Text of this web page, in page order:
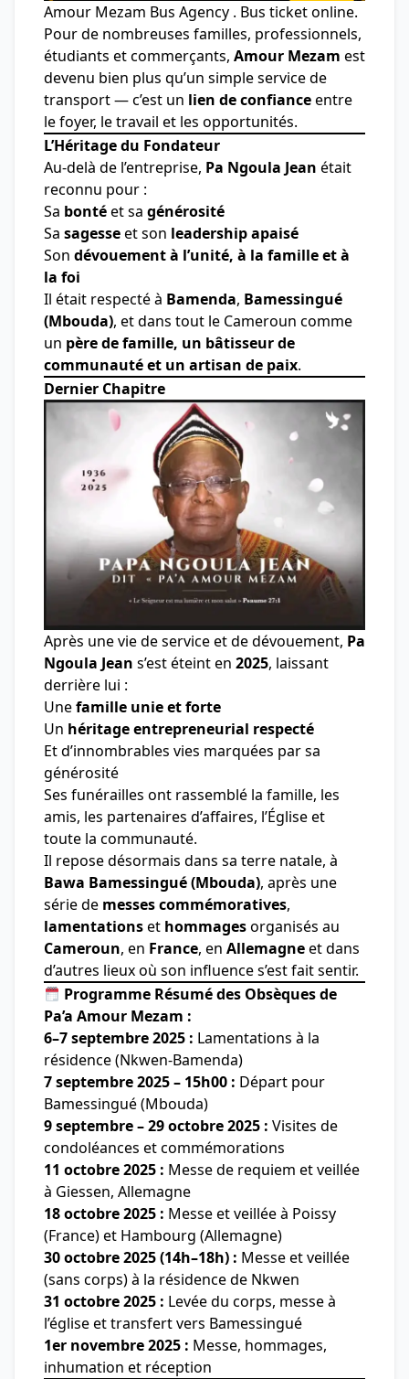
Amour Mezam Bus Agency . Bus ticket online.
Pour de nombreuses familles, professionnels,
étudiants et commerçants, Amour Mezam est
devenu bien plus qu’un simple service de
transport — c’est un lien de confianceentre
le foyer, le travail et les opportunités.
L’Héritage du Fondateur
Au-delà de l’entreprise, Pa Ngoula Jean était
reconnu pour :
Sa bontéet sa générosité
Sa sagesseet son leadership apaisé
Son dévouement à l’unité, à la famille et à
la foi
Il était respecté à Bamenda, Bamessingué
(Mbouda), et dans tout le Cameroun comme
un père de famille, un bâtisseur de
communauté et un artisan de paix.
Dernier Chapitre
Après une vie de service et de dévouement, Pa
Ngoula Jean s’est éteint en 2025, laissant
derrière lui :
Unefamille unie et forte
Un héritage entrepreneurial respecté
Et d’innombrables vies marquées par sa
générosité
Ses funérailles ont rassemblé la famille, les
amis, les partenaires d’affaires, l’Église et
toute la communauté.
Il repose désormais dans sa terre natale, à
Bawa Bamessingué (Mbouda), après une
série de messes commémoratives,
lamentationset hommagesorganisés au
Cameroun, en France, en Allemagneet dans
d’autres lieux où son influence s’est fait sentir.
Programme Résumé des Obsèques de
Pa’a Amour Mezam :
6–7 septembre 2025 : Lamentations à la
résidence (Nkwen-Bamenda)
7 septembre 2025 – 15h00 : Départ pour
Bamessingué (Mbouda)
9 septembre – 29 octobre 2025 : Visites de
condoléances et commémorations
11 octobre 2025 : Messe de requiem et veillée
à Giessen, Allemagne
18 octobre 2025 : Messe et veillée à Poissy
(France) et Hambourg (Allemagne)
30 octobre 2025 (14h–18h) : Messe et veillée
(sans corps) à la résidence de Nkwen
31 octobre 2025 : Levée du corps, messe à
l’église et transfert vers Bamessingué
1er novembre 2025 : Messe, hommages,
inhumation et réception